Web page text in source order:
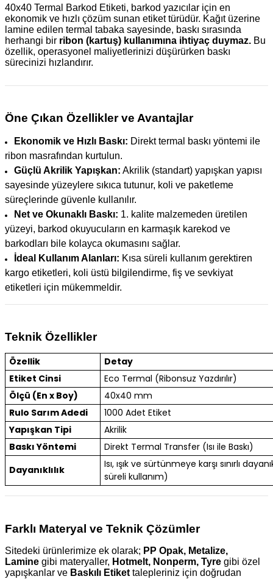
40x40 Termal Barkod Etiketi, barkod yazıcılar için en
ekonomik ve hızlı çözüm sunan etiket türüdür. Kağıt üzerine
lamine edilen termal tabaka sayesinde, baskı sırasında
herhangi bir ribon (kartuş) kullanımına ihtiyaç duymaz. Bu
özellik, operasyonel maliyetlerinizi düşürürken baskı
sürecinizi hızlandırır.
Öne Çıkan Özellikler ve Avantajlar
Ekonomik ve Hızlı Baskı: Direkt termal baskı yöntemi ile
ribon masrafından kurtulun.
Güçlü Akrilik Yapışkan: Akrilik (standart) yapışkan yapısı
sayesinde yüzeylere sıkıca tutunur, koli ve paketleme
süreçlerinde güvenle kullanılır.
Net ve Okunaklı Baskı: 1. kalite malzemeden üretilen
yüzeyi, barkod okuyucuların en karmaşık karekod ve
barkodları bile kolayca okumasını sağlar.
İdeal Kullanım Alanları: Kısa süreli kullanım gerektiren
kargo etiketleri, koli üstü bilgilendirme, fiş ve sevkiyat
etiketleri için mükemmeldir.
Teknik Özellikler
Özellik
Detay
Etiket Cinsi
Eco Termal (Ribonsuz Yazdırılır)
Ölçü (En x Boy)
40x40 mm
Rulo Sarım Adedi
1000 Adet Etiket
Yapışkan Tipi
Akrilik
Baskı Yöntemi
Direkt Termal Transfer (Isı ile Baskı)
Dayanıklılık
Isı, ışık ve sürtünmeye karşı sınırlı
süreli kullanım)
Farklı Materyal ve Teknik Çözümler
Sitedeki ürünlerimize ek olarak; PP Opak, Metalize,
Lamine gibi materyaller, Hotmelt, Nonperm, Tyre gibi özel
yapışkanlar ve Baskılı Etiket talepleriniz için doğrudan